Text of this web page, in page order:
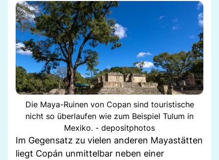
Die Maya-Ruinen von Copan sind touristische
nicht so überlaufen wie zum Beispiel Tulum in
Mexiko. - depositphotos
Im Gegensatz zu vielen anderen Mayastätten
liegt Copán unmittelbar neben einer